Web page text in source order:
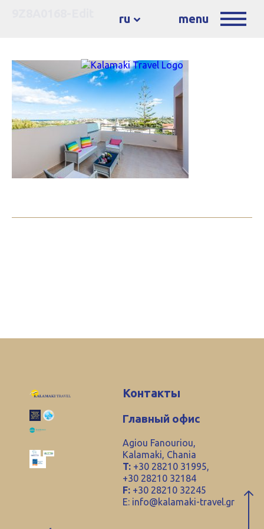
ru menu
Контакты
Главный офис
Agiou Fanouriou,
Kalamaki, Chania
T: +30 28210 31995,
+30 28210 32184
F: +30 28210 32245
E: info@kalamaki-travel.gr